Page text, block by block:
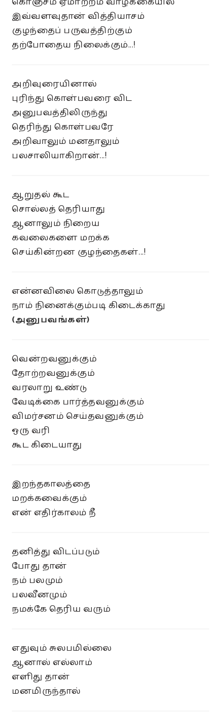
இவ்வளவுதான் வித்தியாசம்
குழந்தைப் பருவத்திற்கும்
தற்போதைய நிலைக்கும்...!
அறிவுரையினால்
புரிந்து கொள்பவரை விட
அனுபவத்திலிருந்து
தெரிந்து கொள்பவரே
அறிவாலும் மனதாலும்
பலசாலியாகிறான்...!
ஆறுதல் கூட
சொல்லத் தெரியாது
ஆனாலும் நிறைய
கவலைகளை மறக்க
செய்கின்றன குழந்தைகள்...!
என்னவிலை கொடுத்தாலும்
நாம் நினைக்கும்படி கிடைக்காது
(அனுபவங்கள்)
வென்றவனுக்கும்
தோற்றவனுக்கும்
வரலாறு உண்டு
வேடிக்கை பார்த்தவனுக்கும்
விமர்சனம் செய்தவனுக்கும்
ஒரு வரி
கூட கிடையாது
இறந்தகாலத்தை
மறக்கவைக்கும்
என் எதிர்காலம் நீ
தனித்து விடப்படும்
போது தான்
நம் பலமும்
பலவீனமும்
நமக்கே தெரிய வரும்
எதுவும் சுலபமில்லை
ஆனால் எல்லாம்
எளிது தான்
மனமிருந்தால்